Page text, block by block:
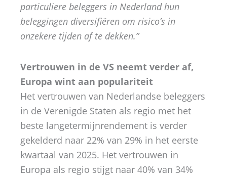
particuliere beleggers in Nederland hun
beleggingen diversifiëren om risico’s in
onzekere tijden af te dekken.”
Vertrouwen in de VS neemt verder af,
Europa wint aan populariteit
Het vertrouwen van Nederlandse beleggers
in de Verenigde Staten als regio met het
beste langetermijnrendement is verder
gekelderd naar 22% van 29% in het eerste
kwartaal van 2025. Het vertrouwen in
Europa als regio stijgt naar 40% van 34%